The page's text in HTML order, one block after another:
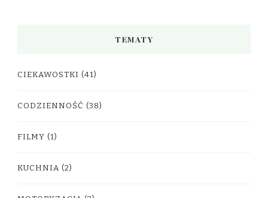
TEMATY
CIEKAWOSTKI (41)
CODZIENNOŚĆ (38)
FILMY (1)
KUCHNIA (2)